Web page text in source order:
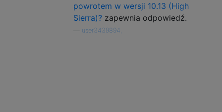
powrotem w wersji 10.13 (High
Sierra)? zapewnia odpowiedź.
user3439894,